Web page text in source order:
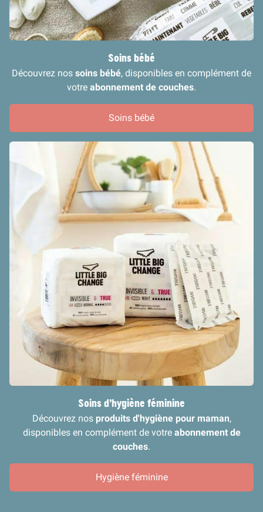
Soins bébé
Découvrez nos soins bébé, disponibles en complément de
votre abonnement de couches.
Soins bébé
Soins d’hygiène féminine
Découvrez nos produits d'hygiène pour maman,
disponibles en complément de votre abonnement de
couches.
Hygiène féminine